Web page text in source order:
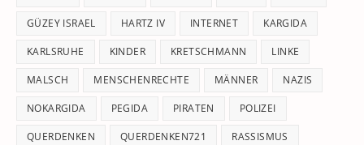
GÜZEY ISRAEL HARTZ IV INTERNET KARGIDA
KARLSRUHE KINDER KRETSCHMANN LINKE
MALSCH MENSCHENRECHTE MÄNNER NAZIS
NOKARGIDA PEGIDA PIRATEN POLIZEI
QUERDENKEN QUERDENKEN721 RASSISMUS